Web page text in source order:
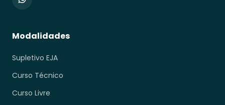
Modalidades
Supletivo EJA
Curso Técnico
Curso Livre